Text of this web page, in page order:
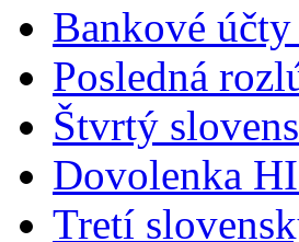
Bankové
Posledná
Štvrtý
Dovolenka
Tretí